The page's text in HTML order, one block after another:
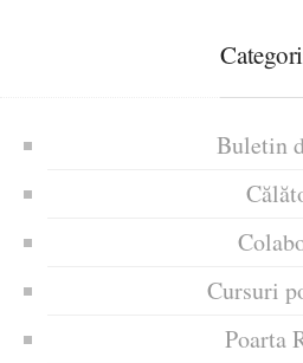
Buletin
Cursuri
Poarta